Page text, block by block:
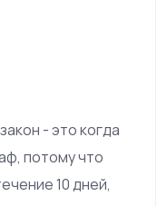
- это когда
потому что
10 дней,